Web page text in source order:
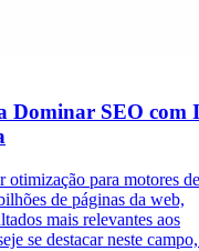
Dominar SEO com
otimização para motores de
de páginas da web,
mais relevantes aos
se destacar neste